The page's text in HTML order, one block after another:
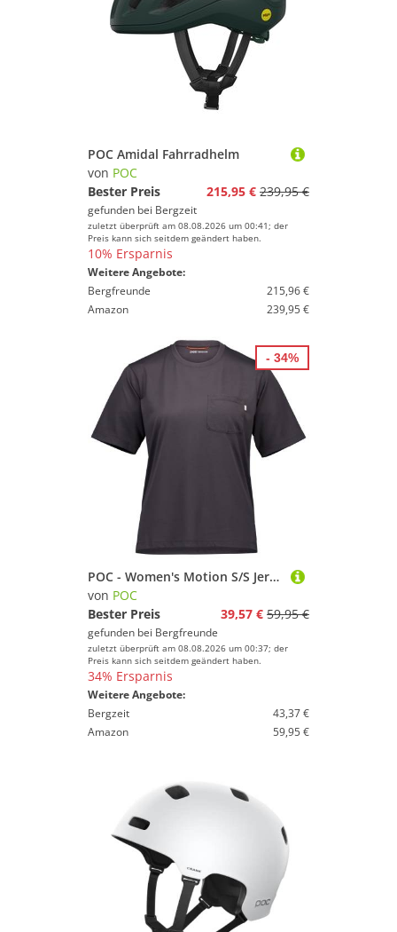
POC Amidal Fahrradhelm
von POC
Bester Preis
215,95 € 239,95 €
gefunden bei Bergzeit
zuletzt überprüft am 08.08.2026 um 00:41; der
Preis kann sich seitdem geändert haben.
10% Ersparnis
Weitere Angebote:
Bergfreunde
215,96 €
Amazon
239,95 €
POC - Women's Motion S/S Jersey - Radtrikot Gr M grau
von POC
Bester Preis
39,57 € 59,95 €
gefunden bei Bergfreunde
zuletzt überprüft am 08.08.2026 um 00:37; der
Preis kann sich seitdem geändert haben.
34% Ersparnis
Weitere Angebote:
Bergzeit
43,37 €
Amazon
59,95 €
- 34%